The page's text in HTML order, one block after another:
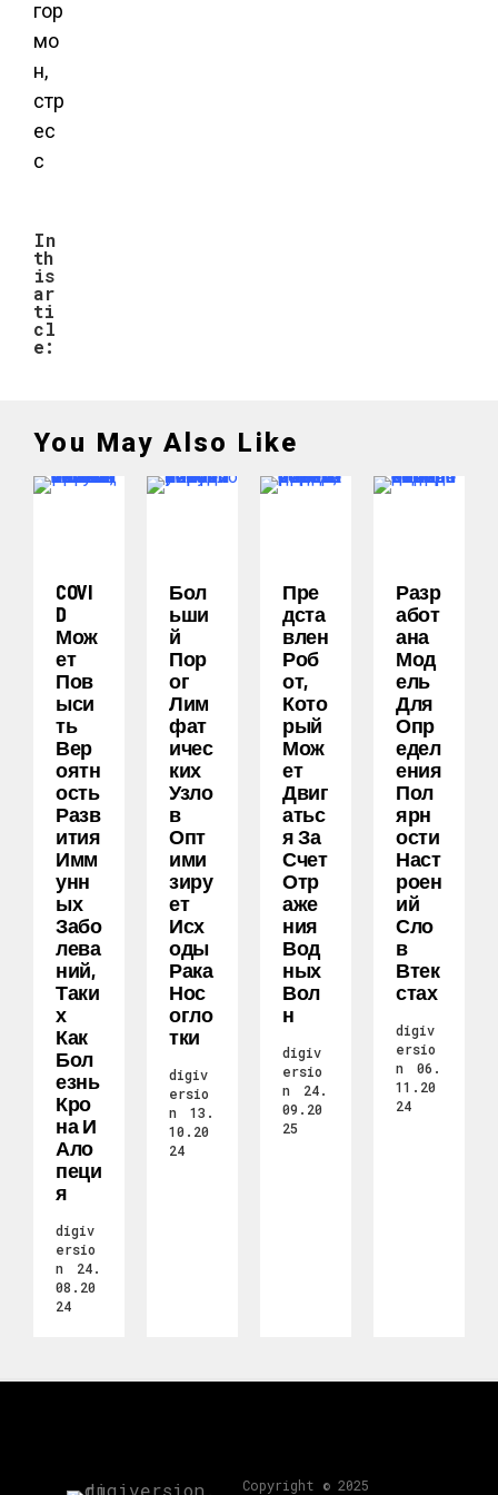
гор
мо
н,
стр
ес
с
In
th
is
ar
ti
cl
e:
You May Also Like
COVI
D
Мож
Ет
Пов
Ыси
Ть
Вер
Оятн
Ость
Разв
Ития
Имм
Унн
Ых
Забо
Лева
Ний,
Таки
Х
Как
Бол
Езнь
Кро
На И
Ало
Пеци
Я
digiv
ersio
n
24.
08.20
24
Бол
Ьши
Й
Пор
Ог
Лим
Фат
Ичес
Ких
Узло
В
Опт
Ими
Зиру
Ет
Исх
Оды
Рака
Нос
Огло
Тки
digiv
ersio
n
13.
10.20
24
Пре
Дста
Влен
Роб
От,
Кото
Рый
Мож
Ет
Двиг
Атьс
Я За
Счет
Отр
Аже
Ния
Вод
Ных
Вол
Н
digiv
ersio
n
24.
09.20
25
Разр
Абот
Ана
Мод
Ель
Для
Опр
Едел
Ения
Пол
Ярн
Ости
Наст
Роен
Ий
Сло
В
Втек
Стах
digiv
ersio
n
06.
11.20
24
Copyright © 2025